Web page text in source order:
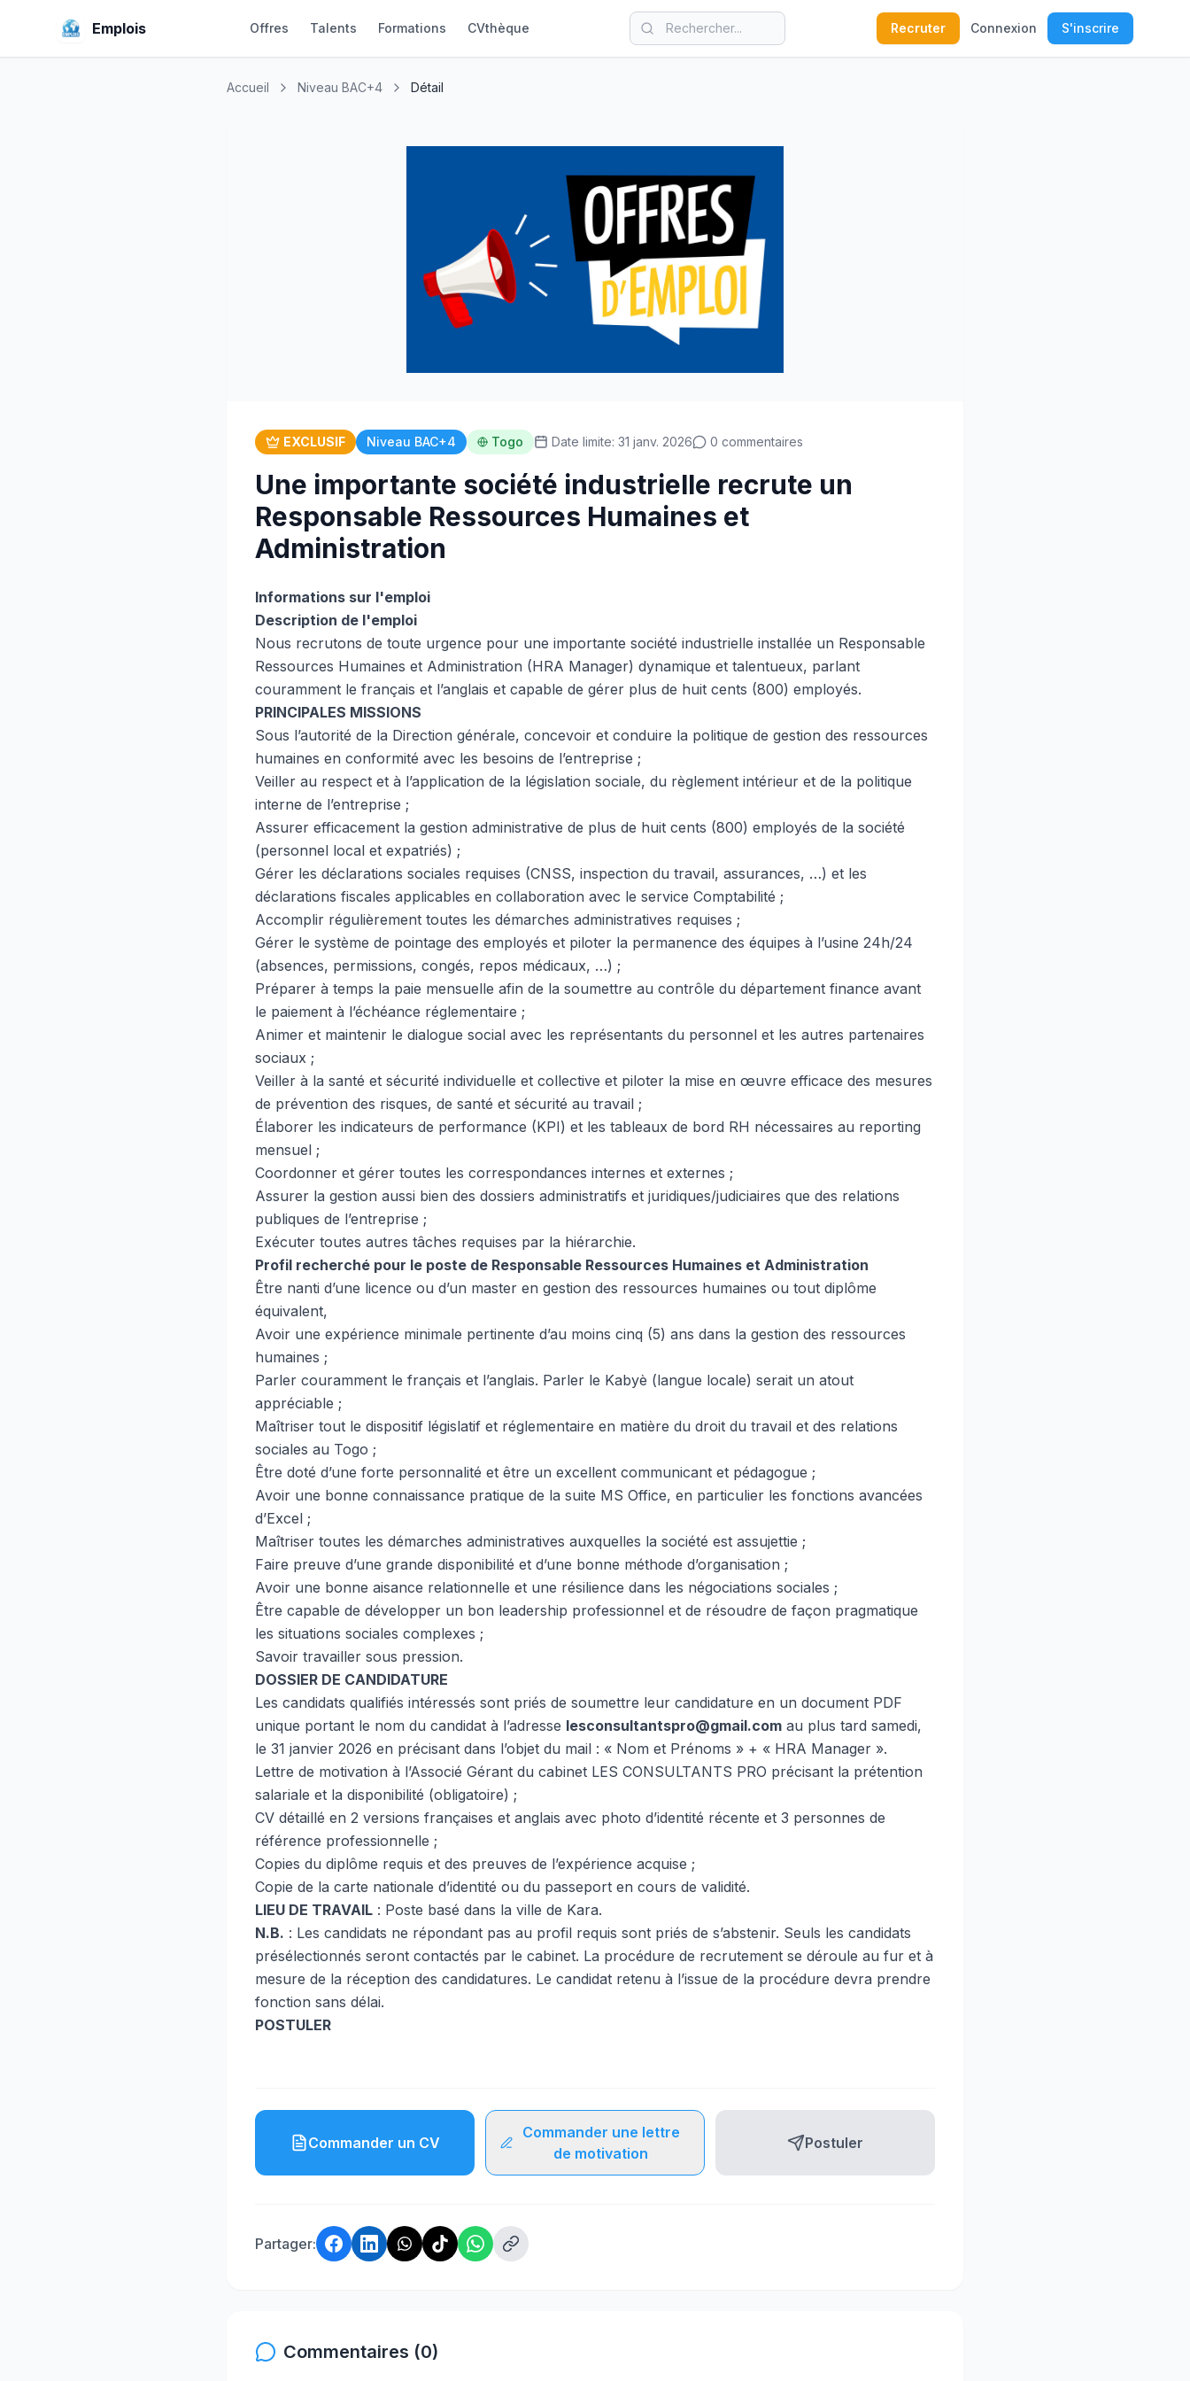
Emplois Offres Talents Formations CVthèque Recruter Connexion S'inscrire
Accueil Niveau BAC+4 Détail
EXCLUSIF Niveau BAC+4 Togo Date limite: 31 janv. 2026 0 commentaires
Une importante société industrielle recrute un
Responsable Ressources Humaines et
Administration
Informations sur l'emploi
Description de l'emploi
Nous recrutons de toute urgence pour une importante société industrielle installée un Responsable
Ressources Humaines et Administration (HRA Manager) dynamique et talentueux, parlant
couramment le français et l’anglais et capable de gérer plus de huit cents (800) employés.
PRINCIPALES MISSIONS
Sous l’autorité de la Direction générale, concevoir et conduire la politique de gestion des ressources
humaines en conformité avec les besoins de l’entreprise ;
Veiller au respect et à l’application de la législation sociale, du règlement intérieur et de la politique
interne de l’entreprise ;
Assurer efficacement la gestion administrative de plus de huit cents (800) employés de la société
(personnel local et expatriés) ;
Gérer les déclarations sociales requises (CNSS, inspection du travail, assurances, …) et les
déclarations fiscales applicables en collaboration avec le service Comptabilité ;
Accomplir régulièrement toutes les démarches administratives requises ;
Gérer le système de pointage des employés et piloter la permanence des équipes à l’usine 24h/24
(absences, permissions, congés, repos médicaux, …) ;
Préparer à temps la paie mensuelle afin de la soumettre au contrôle du département finance avant
le paiement à l’échéance réglementaire ;
Animer et maintenir le dialogue social avec les représentants du personnel et les autres partenaires
sociaux ;
Veiller à la santé et sécurité individuelle et collective et piloter la mise en œuvre efficace des mesures
de prévention des risques, de santé et sécurité au travail ;
Élaborer les indicateurs de performance (KPI) et les tableaux de bord RH nécessaires au reporting
mensuel ;
Coordonner et gérer toutes les correspondances internes et externes ;
Assurer la gestion aussi bien des dossiers administratifs et juridiques/judiciaires que des relations
publiques de l’entreprise ;
Exécuter toutes autres tâches requises par la hiérarchie.
Profil recherché pour le poste de Responsable Ressources Humaines et Administration
Être nanti d’une licence ou d’un master en gestion des ressources humaines ou tout diplôme
équivalent,
Avoir une expérience minimale pertinente d’au moins cinq (5) ans dans la gestion des ressources
humaines ;
Parler couramment le français et l’anglais. Parler le Kabyè (langue locale) serait un atout
appréciable ;
Maîtriser tout le dispositif législatif et réglementaire en matière du droit du travail et des relations
sociales au Togo ;
Être doté d’une forte personnalité et être un excellent communicant et pédagogue ;
Avoir une bonne connaissance pratique de la suite MS Office, en particulier les fonctions avancées
d’Excel ;
Maîtriser toutes les démarches administratives auxquelles la société est assujettie ;
Faire preuve d’une grande disponibilité et d’une bonne méthode d’organisation ;
Avoir une bonne aisance relationnelle et une résilience dans les négociations sociales ;
Être capable de développer un bon leadership professionnel et de résoudre de façon pragmatique
les situations sociales complexes ;
Savoir travailler sous pression.
DOSSIER DE CANDIDATURE
Les candidats qualifiés intéressés sont priés de soumettre leur candidature en un document PDF
unique portant le nom du candidat à l’adresse lesconsultantspro@gmail.com au plus tard samedi,
le 31 janvier 2026 en précisant dans l’objet du mail : « Nom et Prénoms » + « HRA Manager ».
Lettre de motivation à l’Associé Gérant du cabinet LES CONSULTANTS PRO précisant la prétention
salariale et la disponibilité (obligatoire) ;
CV détaillé en 2 versions françaises et anglais avec photo d’identité récente et 3 personnes de
référence professionnelle ;
Copies du diplôme requis et des preuves de l’expérience acquise ;
Copie de la carte nationale d’identité ou du passeport en cours de validité.
LIEU DE TRAVAIL : Poste basé dans la ville de Kara.
N.B. : Les candidats ne répondant pas au profil requis sont priés de s’abstenir. Seuls les candidats
présélectionnés seront contactés par le cabinet. La procédure de recrutement se déroule au fur et à
mesure de la réception des candidatures. Le candidat retenu à l’issue de la procédure devra prendre
fonction sans délai.
POSTULER
Commander un CV
Commander une lettre
de motivation
Postuler
Partager:
Commentaires (0)